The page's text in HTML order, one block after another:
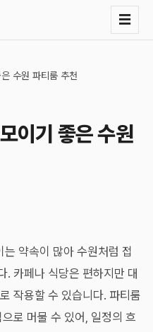
☰
수원 파티룸 추천
이기 좋은 수원
약속이 많아 수원처럼 접
. 카페나 식당은 편하지만 대
작용할 수 있습니다. 파티룸
로 머물 수 있어, 일정의 흐